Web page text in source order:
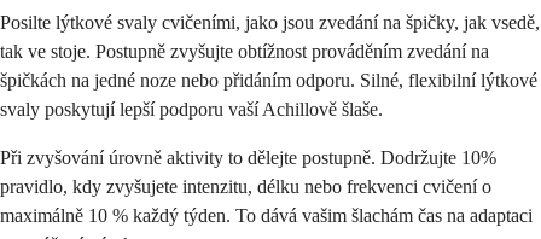
Posilte lýtkové svaly cvičeními, jako jsou zvedání na špičky, jak vsedě,
tak ve stoje. Postupně zvyšujte obtížnost prováděním zvedání na
špičkách na jedné noze nebo přidáním odporu. Silné, flexibilní lýtkové
svaly poskytují lepší podporu vaší Achillově šlaše.
Při zvyšování úrovně aktivity to dělejte postupně. Dodržujte 10%
pravidlo, kdy zvyšujete intenzitu, délku nebo frekvenci cvičení o
maximálně 10 % každý týden. To dává vašim šlachám čas na adaptaci